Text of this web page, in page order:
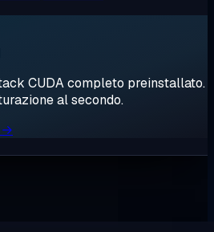
CUDA completo preinstallato.
al secondo.
→